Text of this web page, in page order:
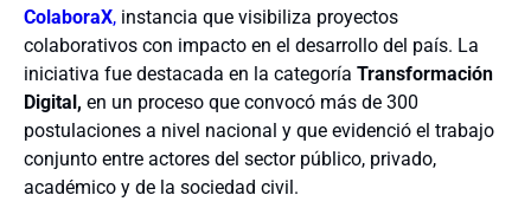
ColaboraX, instancia que visibiliza proyectos
colaborativos con impacto en el desarrollo del país. La
iniciativa fue destacada en la categoría Transformación
Digital, en un proceso que convocó más de 300
postulaciones a nivel nacional y que evidenció el trabajo
conjunto entre actores del sector público, privado,
académico y de la sociedad civil.